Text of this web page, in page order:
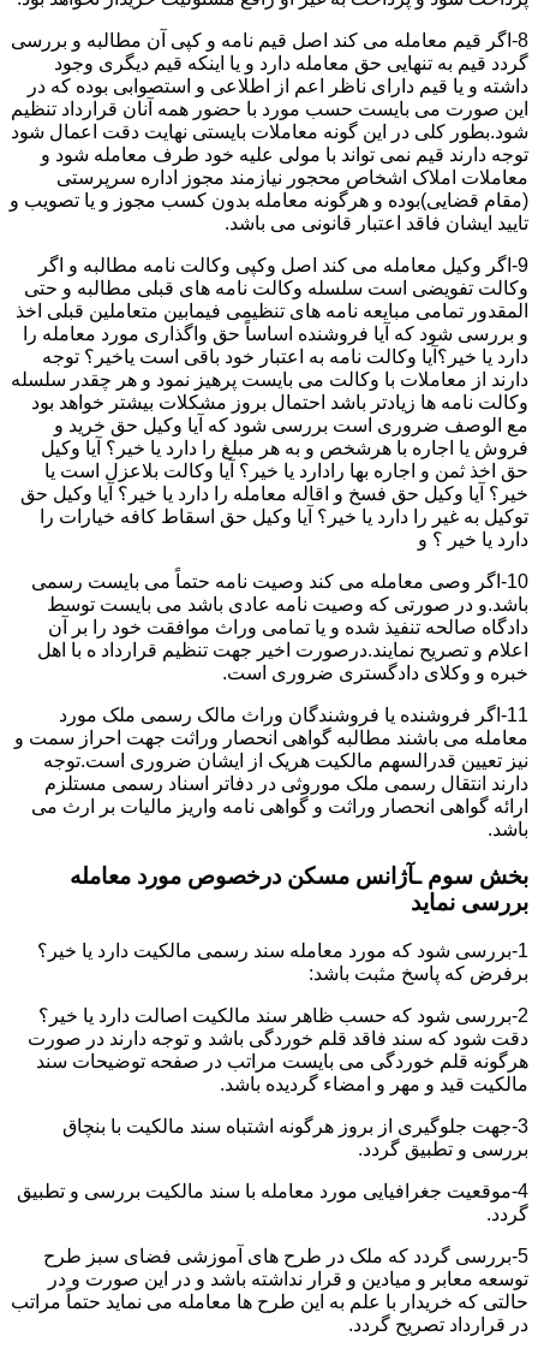
8-اگر قیم معامله می کند اصل قیم نامه و کپی آن مطالبه و بررسی
گردد قیم به تنهایی حق معامله دارد و یا اینکه قیم دیگری وجود
داشته و یا قیم دارای ناظر اعم از اطلاعی و استصوابی بوده که در
این صورت می بایست حسب مورد با حضور همه آنان قرارداد تنظیم
شود.بطور کلی در این گونه معاملات بایستی نهایت دقت اعمال شود
توجه دارند قیم نمی تواند با مولی علیه خود طرف معامله شود و
معاملات املاک اشخاص محجور نیازمند مجوز اداره سرپرستی
(مقام قضایی)بوده و هرگونه معامله بدون کسب مجوز و یا تصویب و
تایید ایشان فاقد اعتبار قانونی می باشد.
9-اگر وکیل معامله می کند اصل وکپی وکالت نامه مطالبه و اگر
وکالت تفویضی است سلسله وکالت نامه های قبلی مطالبه و حتی
المقدور تمامی مبایعه نامه های تنظیمی فیمابین متعاملین قبلی اخذ
و بررسی شود که آیا فروشنده اساساً حق واگذاری مورد معامله را
دارد یا خیر؟آیا وکالت نامه به اعتبار خود باقی است یاخیر؟ توجه
دارند از معاملات با وکالت می بایست پرهیز نمود و هر چقدر سلسله
وکالت نامه ها زیادتر باشد احتمال بروز مشکلات بیشتر خواهد بود
مع الوصف ضروری است بررسی شود که آیا وکیل حق خرید و
فروش یا اجاره با هرشخص و به هر مبلغ را دارد یا خیر؟ آیا وکیل
حق اخذ ثمن و اجاره بها رادارد یا خیر؟ آیا وکالت بلاعزل است یا
خیر؟ آیا وکیل حق فسخ و اقاله معامله را دارد یا خیر؟ آیا وکیل حق
توکیل به غیر را دارد یا خیر؟ آیا وکیل حق اسقاط کافه خیارات را
دارد یا خیر ؟ و
10-اگر وصی معامله می کند وصیت نامه حتماً می بایست رسمی
باشد.و در صورتی که وصیت نامه عادی باشد می بایست توسط
دادگاه صالحه تنفیذ شده و یا تمامی وراث موافقت خود را بر آن
اعلام و تصریح نمایند.درصورت اخیر جهت تنظیم قرارداد ه با اهل
خبره و وکلای دادگستری ضروری است.
11-اگر فروشنده یا فروشندگان وراث مالک رسمی ملک مورد
معامله می باشند مطالبه گواهی انحصار وراثت جهت احراز سمت و
نیز تعیین قدرالسهم مالکیت هریک از ایشان ضروری است.توجه
دارند انتقال رسمی ملک موروثی در دفاتر اسناد رسمی مستلزم
ارائه گواهی انحصار وراثت و گواهی نامه واریز مالیات بر ارث می
باشد.
بخش سوم ـآژانس مسکن درخصوص مورد معامله
بررسی نماید
1-بررسی شود که مورد معامله سند رسمی مالکیت دارد یا خیر؟
برفرض که پاسخ مثبت باشد:
2-بررسی شود که حسب ظاهر سند مالکیت اصالت دارد یا خیر؟
دقت شود که سند فاقد قلم خوردگی باشد و توجه دارند در صورت
هرگونه قلم خوردگی می بایست مراتب در صفحه توضیحات سند
مالکیت قید و مهر و امضاء گردیده باشد.
3-جهت جلوگیری از بروز هرگونه اشتباه سند مالکیت با بنچاق
بررسی و تطبیق گردد.
4-موقعیت جغرافیایی مورد معامله با سند مالکیت بررسی و تطبیق
گردد.
5-بررسی گردد که ملک در طرح های آموزشی فضای سبز طرح
توسعه معابر و میادین و قرار نداشته باشد و در این صورت و در
حالتی که خریدار با علم به این طرح ها معامله می نماید حتماً مراتب
در قرارداد تصریح گردد.